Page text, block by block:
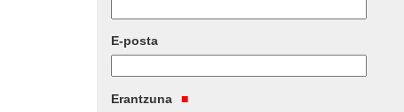
E-posta
Erantzuna